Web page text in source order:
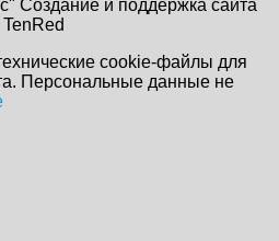
Создание и поддержка сайта
TenRed
cookie-файлы для
Персональные данные не